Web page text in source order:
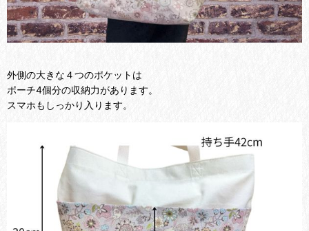
外側の大きな４つのポケットは
ポーチ4個分の収納力があります。
スマホもしっかり入ります。